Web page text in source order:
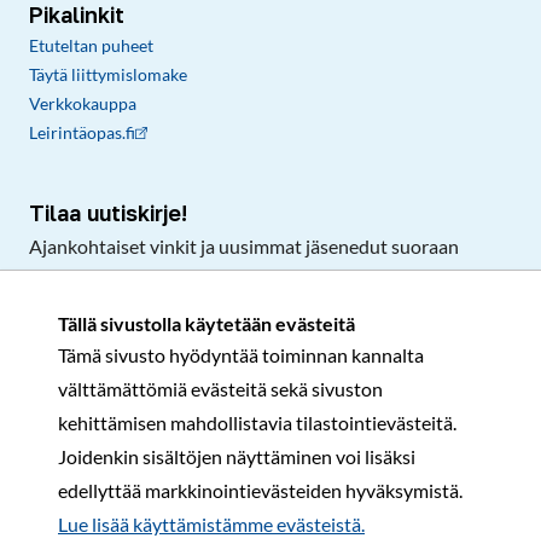
Tällä sivustolla käytetään evästeitä
Tämä sivusto hyödyntää toiminnan kannalta
välttämättömiä evästeitä sekä sivuston
kehittämisen mahdollistavia tilastointievästeitä.
Joidenkin sisältöjen näyttäminen voi lisäksi
edellyttää markkinointievästeiden hyväksymistä.
Lue lisää käyttämistämme evästeistä.​​​​​​
Pikalinkit
Etuteltan puheet
Täytä liittymislomake
Verkkokauppa
Leirintäopas.fi
Tilaa uutiskirje!
Ajankohtaiset vinkit ja uusimmat jäsenedut suoraan
Rekisteri- ja tietosuojaselosteSopimusehdot